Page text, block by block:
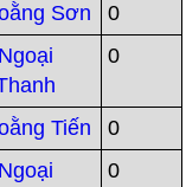
Sơn
0
0
Tiến
0
0